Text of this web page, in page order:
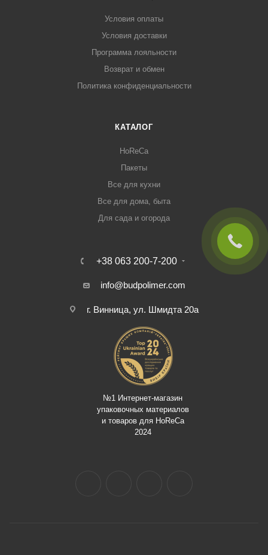
Условия оплаты
Условия доставки
Программа лояльности
Возврат и обмен
Политика конфиденциальности
КАТАЛОГ
HoReCa
Пакеты
Все для кухни
Все для дома, быта
Для сада и огорода
+38 063 200-7-200
info@budpolimer.com
г. Винница, ул. Шмидта 20а
№1 Интернет-магазин
упаковочных материалов
и товаров для HoReCa
2024